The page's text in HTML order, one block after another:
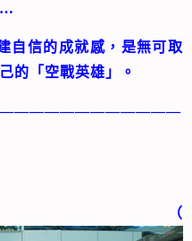
……
信的成就感，是無可取
的「空戰英雄」。